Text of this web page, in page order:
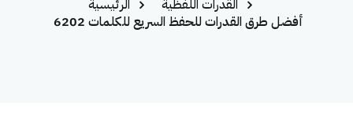
المحاكي
الرئيسية
القدرات اللفظية
أفضل طرق القدرات للحفظ السريع للكلمات 2026